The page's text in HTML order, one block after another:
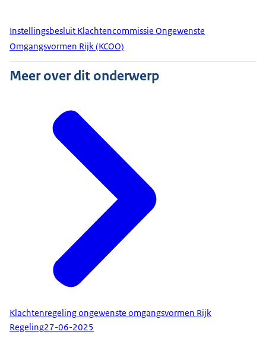
Instellingsbesluit Klachtencommissie Ongewenste
Omgangsvormen Rijk (KCOO)
Meer over dit onderwerp
Klachtenregeling ongewenste omgangsvormen Rijk
Regeling27-06-2025